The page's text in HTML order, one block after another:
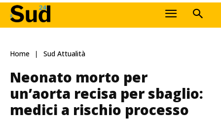
Home Sud Attualità
Neonato morto per
un’aorta recisa per sbaglio:
medici a rischio processo